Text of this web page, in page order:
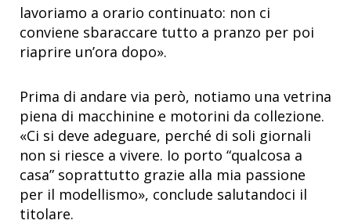
lavoriamo a orario continuato: non ci
conviene sbaraccare tutto a pranzo per poi
riaprire un’ora dopo».
Prima di andare via però, notiamo una vetrina
piena di macchinine e motorini da collezione.
«Ci si deve adeguare, perché di soli giornali
non si riesce a vivere. Io porto “qualcosa a
casa” soprattutto grazie alla mia passione
per il modellismo», conclude salutandoci il
titolare.